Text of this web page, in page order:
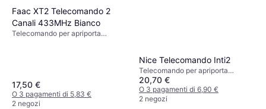
Faac XT2 Telecomando 2
Canali 433MHz Bianco
Telecomando per apriporta
17,50 €
O 3 pagamenti di 5,83 €
2 negozi
Nice Telecomando Inti2
Telecomando per apriporta
garage, x
20,70 €
O 3 pagamenti di 6,90 €
2 negozi